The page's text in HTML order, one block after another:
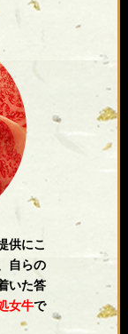
供にこ
自らの
いた答
女牛で